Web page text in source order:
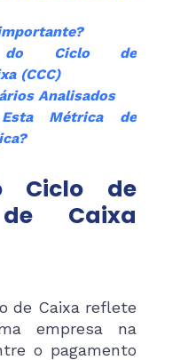
do Ciclo de
(CCC)
Analisados
Métrica de
de
Caixa
de Caixa reflete
empresa na
o pagamento